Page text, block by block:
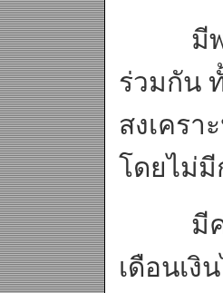
มีพระ
ร่วมกัน
สงเครา
โดยไม่มี
มีค่าใ
เดือนเงิ